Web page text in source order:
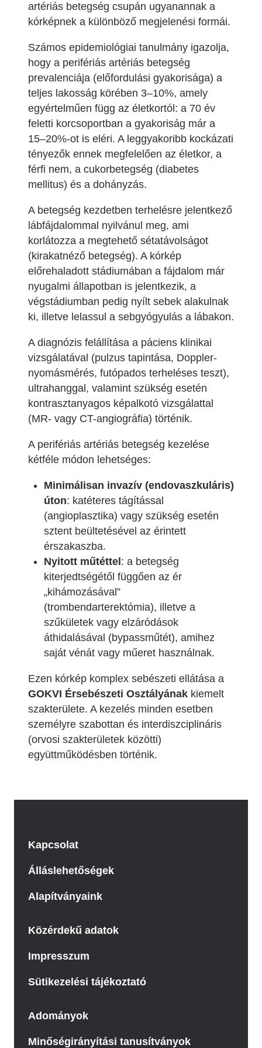
artériás betegség csupán ugyanannak a
kórképnek a különböző megjelenési formái.
Számos epidemiológiai tanulmány igazolja,
hogy a perifériás artériás betegség
prevalenciája (előfordulási gyakorisága) a
teljes lakosság körében 3–10%, amely
egyértelműen függ az életkortól: a 70 év
feletti korcsoportban a gyakoriság már a
15–20%-ot is eléri. A leggyakoribb kockázati
tényezők ennek megfelelően az életkor, a
férfi nem, a cukorbetegség (diabetes
mellitus) és a dohányzás.
A betegség kezdetben terhelésre jelentkező
lábfájdalommal nyilvánul meg, ami
korlátozza a megtehető sétatávolságot
(kirakatnéző betegség). A kórkép
előrehaladott stádiumában a fájdalom már
nyugalmi állapotban is jelentkezik, a
végstádiumban pedig nyílt sebek alakulnak
ki, illetve lelassul a sebgyógyulás a lábakon.
A diagnózis felállítása a páciens klinikai
vizsgálatával (pulzus tapintása, Doppler-
nyomásmérés, futópados terheléses teszt),
ultrahanggal, valamint szükség esetén
kontrasztanyagos képalkotó vizsgálattal
(MR- vagy CT-angiográfia) történik.
A perifériás artériás betegség kezelése
kétféle módon lehetséges:
Minimálisan invazív (endovaszkuláris)
úton: katéteres tágítással
(angioplasztika) vagy szükség esetén
sztent beültetésével az érintett
érszakaszba.
Nyitott műtéttel : a betegség
kiterjedtségétől függően az ér
„kihámozásával”
(trombendarterektómia), illetve a
szűkületek vagy elzáródások
áthidalásával (bypassműtét), amihez
saját vénát vagy műeret használnak.
Ezen kórkép komplex sebészeti ellátása a
GOKVI Érsebészeti Osztályának kiemelt
szakterülete. A kezelés minden esetben
személyre szabottan és interdiszciplináris
(orvosi szakterületek közötti)
együttműködésben történik.
Kapcsolat
Álláslehetőségek
Alapítványaink
Közérdekű adatok
Impresszum
Sütikezelési tájékoztató
Adományok
Minőségirányítási tanusítványok